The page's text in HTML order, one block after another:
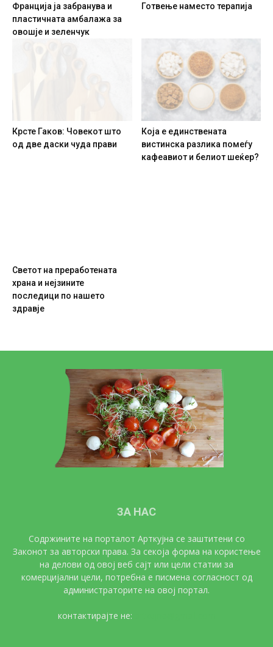
Франција ја забранува и
пластичната амбалажа за
овошје и зеленчук
Готвење наместо терапија
Крсте Гаков: Човекот што
од две даски чуда прави
Која е единствената
вистинска разлика помеѓу
кафеавиот и белиот шеќер?
Светот на преработената
храна и нејзините
последици по нашето
здравје
ЗА НАС
Содржините на порталот Арткујна се заштитени со
Законот за авторски права. За секоја форма на користење
на делови од овој веб сајт или цели статии за
комерцијални цели, потребна е писмена согласност од
администраторите на овој портал.
контактирајте не: